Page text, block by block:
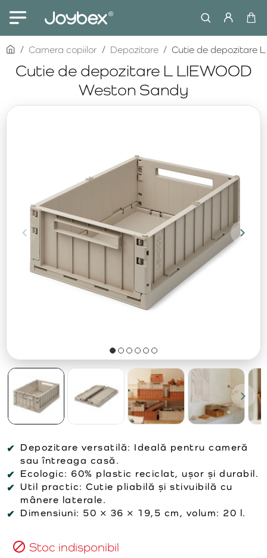
Cutie de depozitare L LIEWOOD
Weston Sandy
homeCamera copiilor Depozitare Cutie de depozitare
Depozitare versatilă: Ideală pentru cameră
sau întreaga casă.
Ecologic: 60% plastic reciclat, ușor și durabil.
Util practic: Cutie pliabilă și stivuibilă cu
mânere laterale.
Dimensiuni: 50 × 36 × 19,5 cm, volum: 20 l.
Stoc indisponibil